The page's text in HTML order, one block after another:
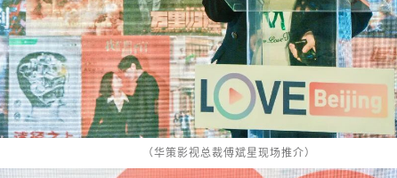
（华策影视总裁傅斌星现场推介）